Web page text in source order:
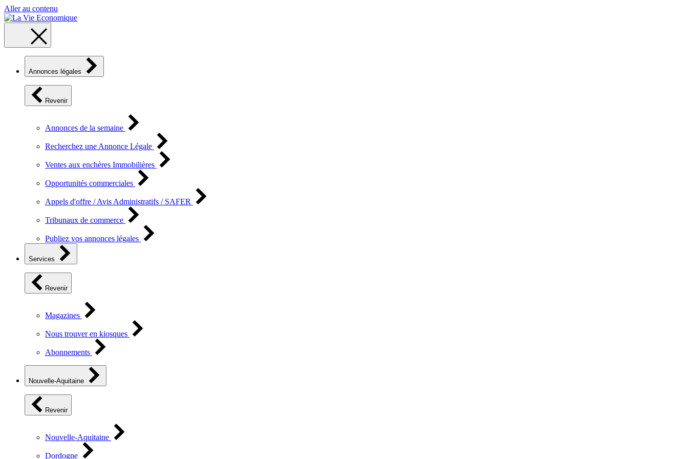
Aller au contenu
Annonces légales
Revenir
Annonces de la semaine
Recherchez une Annonce Légale
Ventes aux enchères Immobilières
Opportunités commerciales
Appels d'offre / Avis Administratifs / SAFER
Tribunaux de commerce
Publiez vos annonces légales
Services
Revenir
Magazines
Nous trouver en kiosques
Abonnements
Nouvelle-Aquitaine
Revenir
Nouvelle-Aquitaine
Dordogne